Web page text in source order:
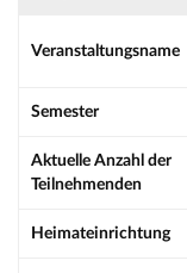
Veranstaltungsname
Semester
Aktuelle Anzahl der
Teilnehmenden
Heimateinrichtung